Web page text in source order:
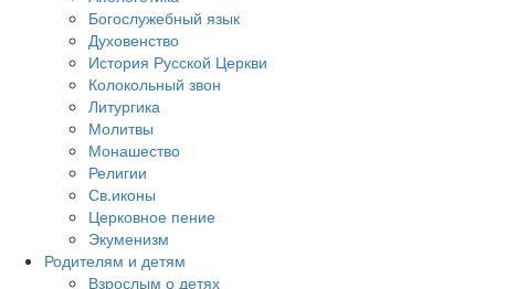
Богослужебный язык
Духовенство
История Русской Церкви
Колокольный звон
Литургика
Молитвы
Монашество
Религии
Св.иконы
Церковное пение
Экуменизм
Родителям и детям
Взрослым о детях